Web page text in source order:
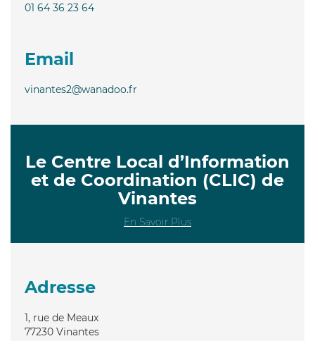
01 64 36 23 64
Email
vinantes2@wanadoo.fr
Le Centre Local d’Information
et de Coordination (CLIC) de
Vinantes
En Savoir Plus
Adresse
1, rue de Meaux
77230 Vinantes